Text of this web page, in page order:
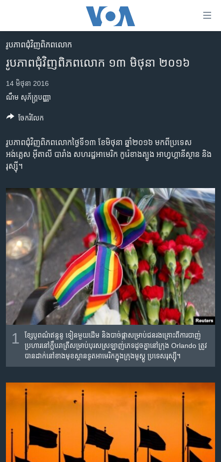
គេហទំព័រ​
រំលង​
និង​
ចូល​
ទំព័រ​
តែ​
ម្តង
រំលង​
ចូល​
ទៅ​
រចនា
សម្ព័ន្ធ​
រំលង​
និង​
ទំព័រ​
កម្ពុជា
អន្តរជាតិ
អាមេរិក
ហេឡូវីអូអេ
កម្ពុជាច្នៃប្រតិដ្ឋ
ព្រឹត្តិការណ៍ព័ត៌មាន
វិទ្យុ / ផតខាសថ៍
កម្មវិធីទាំងអស់
Khmer English
បណ្តាញ​សង្គម
ភាសា
រូបភាព​ជុំ​វិញ​ពិភពលោក
រូបភាព​ជុំវិញពិភពលោក ១៣ មិថុនា ២០១៦
14 មិថុនា 2016
ណឹម សុភ័ក្រ្តបញ្ញា
រូបភាព​ជុំវិញ​ពិភពលោក​ថ្ងៃទី​១៣ ខែ​មិថុនា ឆ្នាំ​២០១៦ មក​ពី​ប្រទេស​
អង់គ្លេស អ៊ីតាលី បារាំង សហរដ្ឋអាមេរិក កូរ៉េខាងត្បូង អាហ្វហ្គានីស្ថាន និង​
រុស្ស៊ី។
1
ខ្សែបូ​ពណ៌​ឥន្ទនូ​ ទៀន​មួយ​ដើម និង​បាច់​ផ្កា​សម្រាប់​ជនរងគ្រោះ​ពី​ការ​បាញ់​
ប្រហារ​នៅ​ក្លឹបរាត្រី​សម្រាប់​បុរស​ស្រឡាញ់​ភេទ​ដូចគ្នា​នៅក្រុង​ Orlando ត្រូវ​
បាន​ដាក់​នៅ​ខាង​មុខ​ស្ថានទូត​អាមេរិក​ក្នុង​ក្រុង​មូស្គូ ប្រទេស​រុស្ស៊ី។
ចែករំលែក